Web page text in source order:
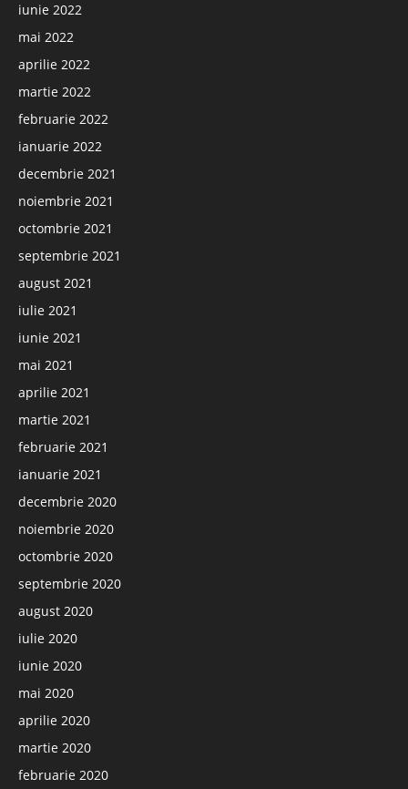
iunie 2022
mai 2022
aprilie 2022
martie 2022
februarie 2022
ianuarie 2022
decembrie 2021
noiembrie 2021
octombrie 2021
septembrie 2021
august 2021
iulie 2021
iunie 2021
mai 2021
aprilie 2021
martie 2021
februarie 2021
ianuarie 2021
decembrie 2020
noiembrie 2020
octombrie 2020
septembrie 2020
august 2020
iulie 2020
iunie 2020
mai 2020
aprilie 2020
martie 2020
februarie 2020